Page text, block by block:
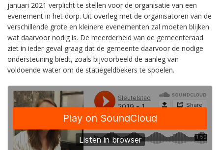
januari 2021 verplicht te stellen voor de organisatie van een
evenement in het dorp. Uit overleg met de organisatoren van de
verschillende grote en kleinere evenementen zal moeten blijken
wat daarvoor nodig is. De meerderheid van de gemeenteraad
ziet in ieder geval graag dat de gemeente daarvoor de nodige
ondersteuning biedt, zoals bijvoorbeeld de aanleg van
voldoende water om de statiegeldbekers te spoelen.